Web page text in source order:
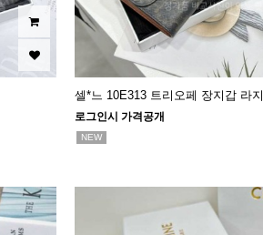
셀*느 10E313 트리오페 장지갑 라지
로그인시 가격공개
NEW